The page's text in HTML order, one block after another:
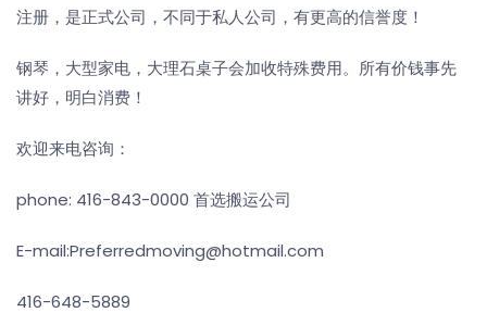
注册，是正式公司，不同于私人公司，有更高的信誉度！
钢琴，大型家电，大理石桌子会加收特殊费用。所有价钱事先
讲好，明白消费！
欢迎来电咨询：
phone: 416-843-0000 首选搬运公司
E-mail:Preferredmoving@hotmail.com
416-648-5889